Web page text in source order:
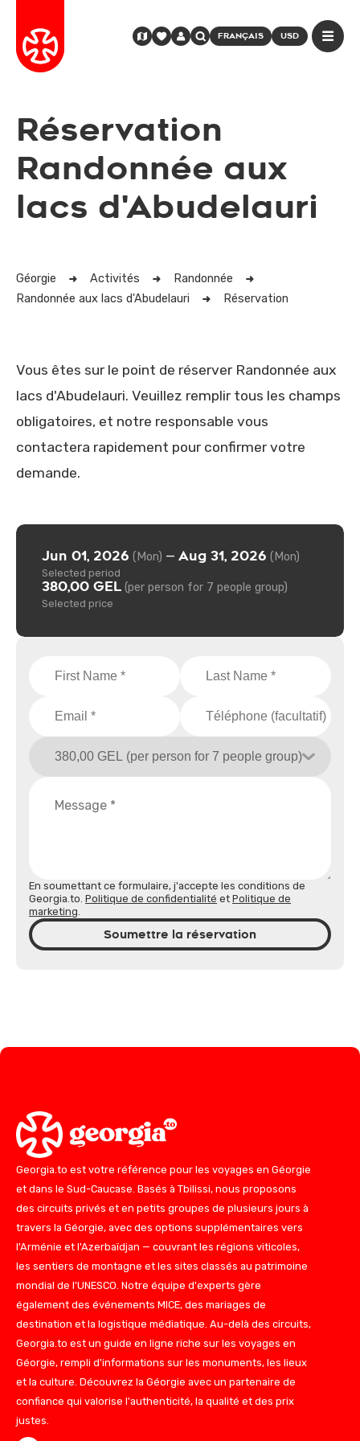
FRANÇAIS USD
Réservation
Randonnée aux
lacs d'Abudelauri
Géorgie Activités
Randonnée
Randonnée aux lacs d'Abudelauri
Réservation
Vous êtes sur le point de réserver Randonnée aux
lacs d'Abudelauri. Veuillez remplir tous les champs
obligatoires, et notre responsable vous
contactera rapidement pour confirmer votre
demande.
En soumettant ce formulaire, j'accepte les conditions de
Georgia.to. Politique de confidentialité et Politique de
marketing.
Soumettre la réservation
Jun 01, 2026 (Mon) — Aug 31, 2026 (Mon)
Selected period
380,00 GEL (per person for 7 people group)
Selected price
Georgia.to est votre référence pour les voyages en Géorgie
et dans le Sud-Caucase. Basés à Tbilissi, nous proposons
des circuits privés et en petits groupes de plusieurs jours à
travers la Géorgie, avec des options supplémentaires vers
l'Arménie et l'Azerbaïdjan — couvrant les régions viticoles,
les sentiers de montagne et les sites classés au patrimoine
mondial de l'UNESCO. Notre équipe d'experts gère
également des événements MICE, des mariages de
destination et la logistique médiatique. Au-delà des circuits,
Georgia.to est un guide en ligne riche sur les voyages en
Géorgie, rempli d'informations sur les monuments, les lieux
et la culture. Découvrez la Géorgie avec un partenaire de
confiance qui valorise l'authenticité, la qualité et des prix
justes.